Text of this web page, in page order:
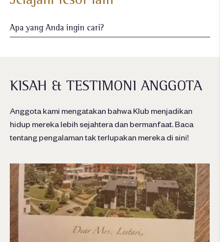
KISAH & TESTIMONI ANGGOTA
Anggota kami mengatakan bahwa Klub menjadikan
hidup mereka lebih sejahtera dan bermanfaat. Baca
tentang pengalaman tak terlupakan mereka di sini!